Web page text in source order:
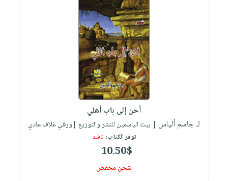
أحن إلى باب أهلي
لـ جاسم ألياس | بيت الياسمين للنشر والتوزيع |ورقي غلاف عادي
توفر الكتاب: نافـد
10.50$
شحن مخفض